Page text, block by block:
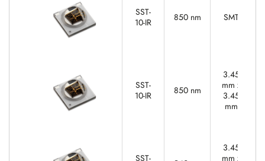
SST-
10-IR
850 nm SMT
SST-
10-IR
850 nm
3.45
mm x
3.45
mm
SST-
3.45
mm x